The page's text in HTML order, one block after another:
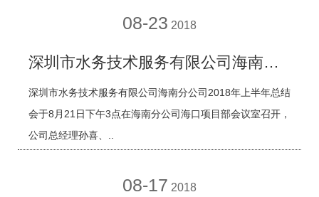
08-23 2018
深圳市水务技术服务有限公司海南分公司 召开2018年上半年总结会
深圳市水务技术服务有限公司海南分公司2018年上半年总结
会于8月21日下午3点在海南分公司海口项目部会议室召开，
公司总经理孙喜、..
08-17 2018